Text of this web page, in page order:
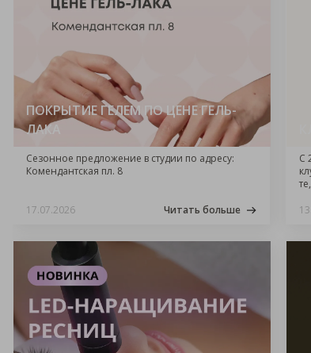
ПОКРЫТИЕ ГЕЛЕМ ПО ЦЕНЕ ГЕЛЬ-
ЛАКА
Сезонное предложение в студии по адресу:
Комендантская пл. 8
17.07.2026 Читать больше
С